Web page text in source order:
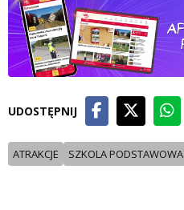
UDOSTĘPNIJ
ATRAKCJE SZKOLA PODSTAWOWA